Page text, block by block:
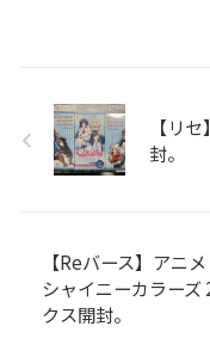
【リ
封。
【Reバース】アニ
シャイニーカラーズ
クス開封。